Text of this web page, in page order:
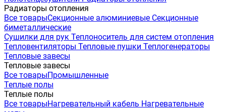
Радиаторы отопления
Все товарыСекционные алюминиевые Секционные
биметаллические
Сушилки для рук Теплоноситель для систем отопления
Тепловентиляторы Тепловые пушки Теплогенераторы
Тепловые завесы
Тепловые завесы
Все товарыПромышленные
Теплые полы
Теплые полы
Все товарыНагревательный кабель Нагревательные